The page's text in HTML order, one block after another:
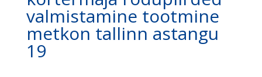
valmistamine tootmine
metkon tallinn astangu
19